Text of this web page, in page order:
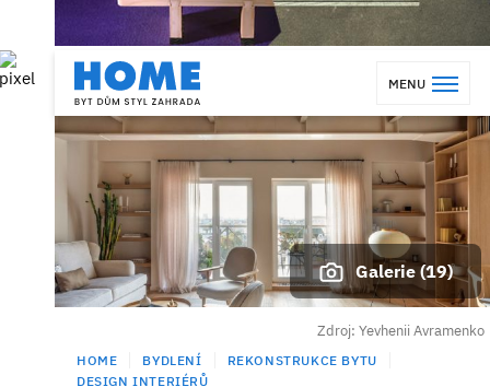
MENU
Galerie (19)
Zdroj: Yevhenii Avramenko
HOME BYDLENÍ
REKONSTRUKCE BYTU
DESIGN INTERIÉRŮ